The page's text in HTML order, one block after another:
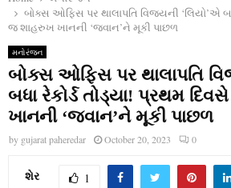
બોક્સ ઓફિસ પર થાલાપતિ વિજયની ‘લિયો’એ
જ શાહરુખ ખાનની ‘જવાન’ને મૂકી પાછળ
મનોરંજન
બોક્સ ઓફિસ પર થાલાપતિ
બધા રેકોર્ડ તોડ્યા! પ્રથમ
ખાનની ‘જવાન’ને મૂકી પાછળ
by gujarat paheredar October 20, 2023 0
શેર 1